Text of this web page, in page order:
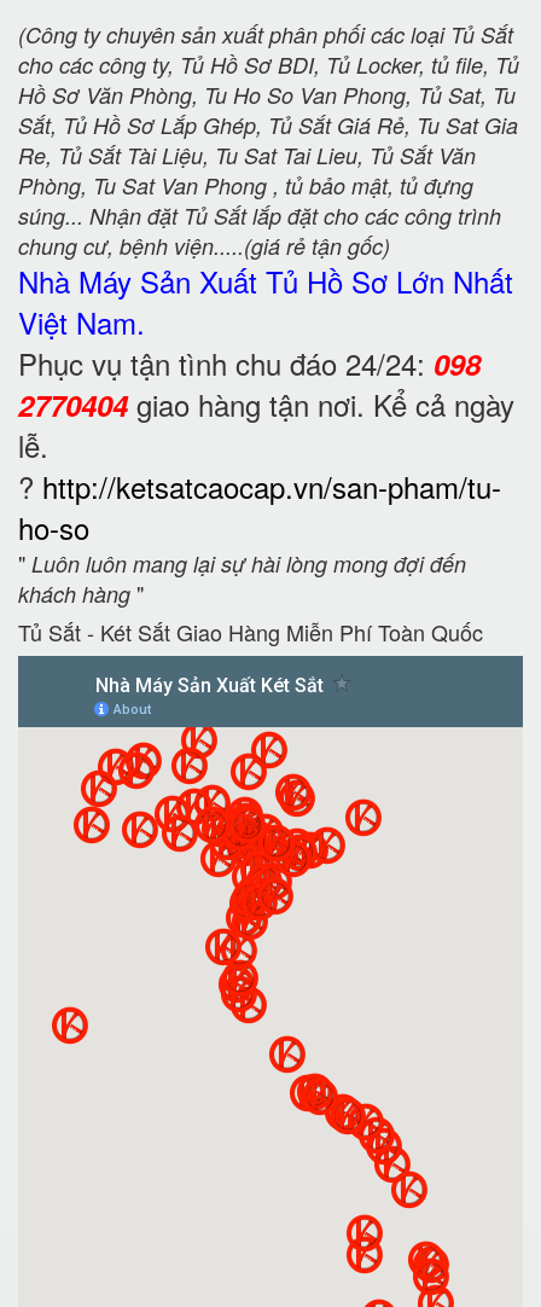
(Công ty chuyên sản xuất phân phối các loại Tủ Sắt
cho các công ty, Tủ Hồ Sơ BDI, Tủ Locker, tủ file, Tủ
Hồ Sơ Văn Phòng, Tu Ho So Van Phong, Tủ Sat, Tu
Sắt, Tủ Hồ Sơ Lắp Ghép, Tủ Sắt Giá Rẻ, Tu Sat Gia
Re, Tủ Sắt Tài Liệu, Tu Sat Tai Lieu, Tủ Sắt Văn
Phòng, Tu Sat Van Phong , tủ bảo mật, tủ đựng
súng... Nhận đặt Tủ Sắt lắp đặt cho các công trình
chung cư, bệnh viện.....(giá rẻ tận gốc)
Nhà Máy Sản Xuất Tủ Hồ Sơ Lớn Nhất
Việt Nam.
Phục vụ tận tình chu đáo 24/24: 098
2770404giao hàng tận nơi. Kể cả ngày
lễ.
? http://ketsatcaocap.vn/san-pham/tu-
ho-so
" Luôn luôn mang lại sự hài lòng mong đợi đến
khách hàng "
Tủ Sắt - Két Sắt Giao Hàng Miễn Phí Toàn Quốc